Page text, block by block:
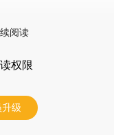
阅读
权限
级